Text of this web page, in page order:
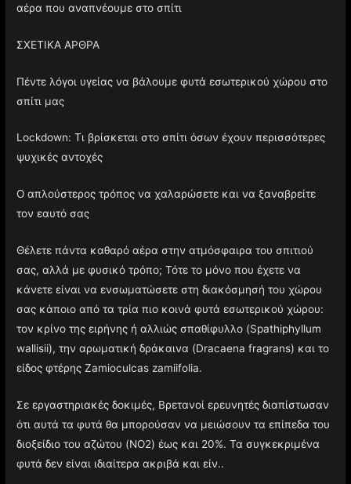
αέρα που αναπνέουμε στο σπίτι
ΣΧΕΤΙΚΑ ΑΡΘΡΑ
Πέντε λόγοι υγείας να βάλουμε φυτά εσωτερικού χώρου στο
σπίτι μας
Lockdown: Τι βρίσκεται στο σπίτι όσων έχουν περισσότερες
ψυχικές αντοχές
Ο απλούστερος τρόπος να χαλαρώσετε και να ξαναβρείτε
τον εαυτό σας
Θέλετε πάντα καθαρό αέρα στην ατμόσφαιρα του σπιτιού
σας, αλλά με φυσικό τρόπο; Τότε το μόνο που έχετε να
κάνετε είναι να ενσωματώσετε στη διακόσμησή του χώρου
σας κάποιο από τα τρία πιο κοινά φυτά εσωτερικού χώρου:
τον κρίνο της ειρήνης ή αλλιώς σπαθίφυλλο (Spathiphyllum
wallisii), την αρωματική δράκαινα (Dracaena fragrans) και το
είδος φτέρης Zamioculcas zamiifolia.
Σε εργαστηριακές δοκιμές, Βρετανοί ερευνητές διαπίστωσαν
ότι αυτά τα φυτά θα μπορούσαν να μειώσουν τα επίπεδα του
διοξείδιο του αζώτου (NO2) έως και 20%. Τα συγκεκριμένα
φυτά δεν είναι ιδιαίτερα ακριβά και είν..